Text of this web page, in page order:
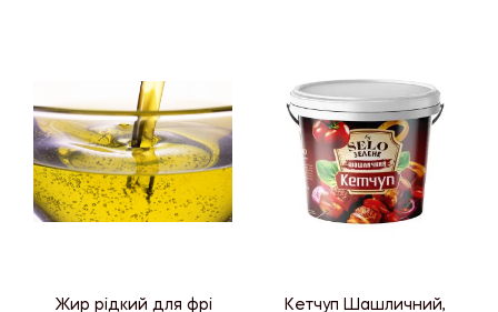
Жир рідкий для фрі
Кетчуп Шашличний,